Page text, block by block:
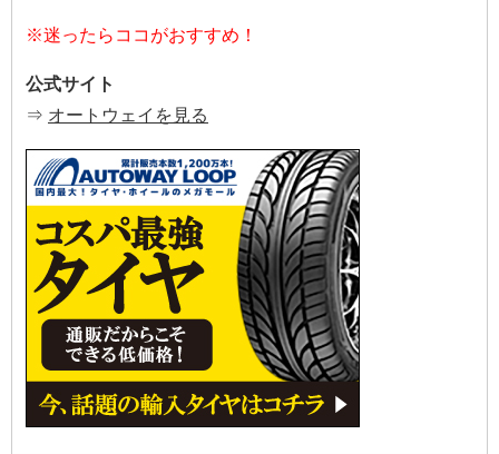
※迷ったらココがおすすめ！
公式サイト
⇒ オートウェイを見る